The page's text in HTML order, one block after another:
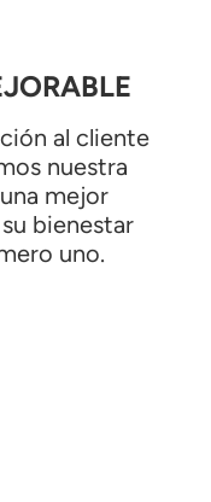
al cliente
nuestra
mejor
bienestar
uno.